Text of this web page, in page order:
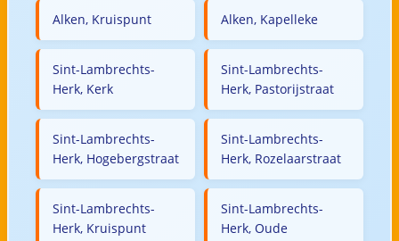
Alken, Kruispunt Alken, Kapelleke
Sint-Lambrechts-
Herk, Kerk
Sint-Lambrechts-
Herk, Pastorijstraat
Sint-Lambrechts-
Herk, Hogebergstraat
Sint-Lambrechts-
Herk, Rozelaarstraat
Sint-Lambrechts-
Herk, Kruispunt
Sint-Lambrechts-
Herk, Oude